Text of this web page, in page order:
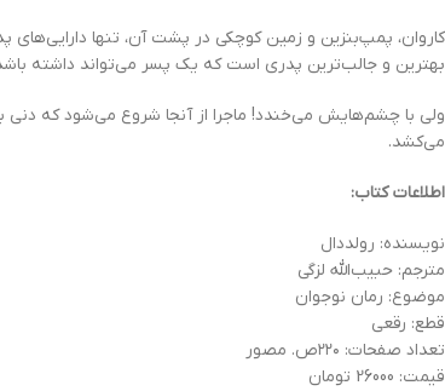
کاروان، پمپ‌بنزین و زمین کوچکی در پشت آن، تنها دارایی‌های
بهترین و جالب‌ترین پدری است که یک پسر می‌تواند داشته
ولی با چشم‌هایش می‌خندد! ماجرا از آنجا شروع می‌شود که دنی
می‌کشد.
اطلاعات کتاب:
نویسنده: رولددال
مترجم: حبیب‌الله لزگی
موضوع: رمان نوجوان
قطع: رقعی
تعداد صفحات: ۲۲۰ص. مصور
قیمت: 26000 تومان